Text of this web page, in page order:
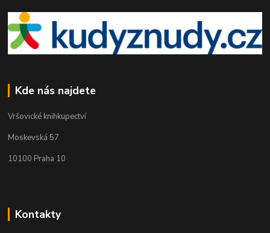
Kde nás najdete
Vršovické knihkupectví
Moskevská 57
10100 Praha 10
Kontakty